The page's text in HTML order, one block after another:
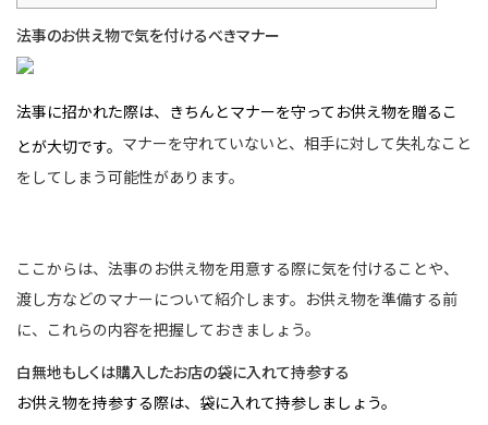
法事のお供え物で気を付けるべきマナー
法事に招かれた際は、きちんとマナーを守ってお供え物を贈るこ
とが大切です。 マナーを守れていないと、相手に対して失礼なこと
をしてしまう可能性があります。
ここからは、法事のお供え物を用意する際に気を付けることや、
渡し方などのマナーについて紹介します。お供え物を準備する前
に、これらの内容を把握しておきましょう。
白無地もしくは購入したお店の袋に入れて持参する
お供え物を持参する際は、袋に入れて持参しましょう。